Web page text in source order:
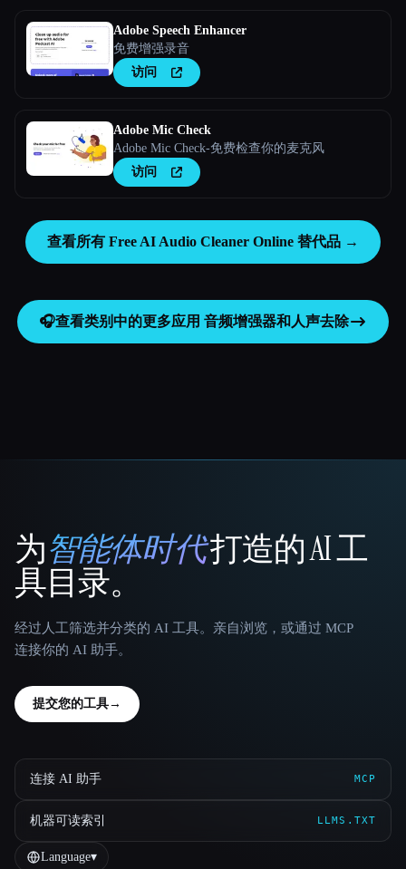
Adobe Speech Enhancer
免费增强录音
访问
Adobe Mic Check
Adobe Mic Check-免费检查你的麦克风
访问
查看所有 Free AI Audio Cleaner Online 替代品 →
🎧查看类别中的更多应用 音频增强器和人声去除
That AI Collection
为智能体时代打造的 AI 工
具目录。
经过人工筛选并分类的 AI 工具。亲自浏览，或通过 MCP
连接你的 AI 助手。
提交您的工具→
连接 AI 助手 MCP
机器可读索引 LLMS.TXT
Language▾